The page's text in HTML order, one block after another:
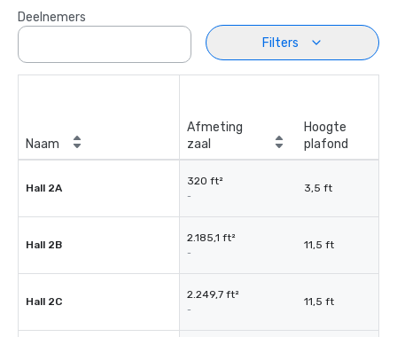
Deelnemers
Filters
Naam
Afmeting
zaal
Hoogte
plafond
Hall 2A
320 ft²
-
3,5 ft
Hall 2B
2.185,1 ft²
-
11,5 ft
Hall 2C
2.249,7 ft²
-
11,5 ft